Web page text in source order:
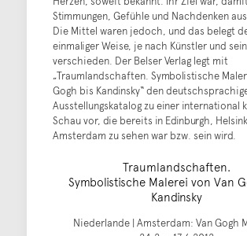
Stimmungen, Gefühle und Nachdenken
Die Mittel waren jedoch, und das belegt
einmaliger Weise, je nach Künstler und
verschieden. Der Belser Verlag legt mit
„Traumlandschaften. Symbolistische
Gogh bis Kandinsky“ den
Ausstellungskatalog zu einer international
Schau vor, die bereits in Edinburgh,
Amsterdam zu sehen war bzw. sein wird.
Traumlandschaften.
Symbolistische Malerei von Van
Kandinsky
Niederlande | Amsterdam: Van Gogh